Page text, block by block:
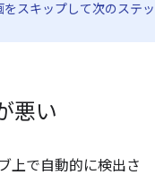
スキップして次のステッ
悪い
上で自動的に検出さ